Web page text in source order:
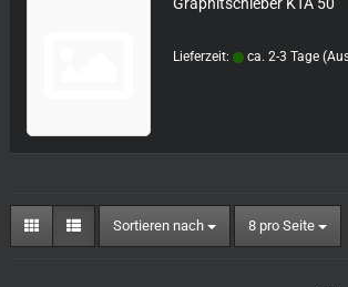
Lieferzeit: ca. 2-3 Tage
Sortieren nach
Sortieren nach 8 pro Seite
pro Seite